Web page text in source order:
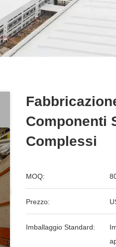
Componenti
Complessi
MOQ:
Prezzo:
Imballaggio Standard: